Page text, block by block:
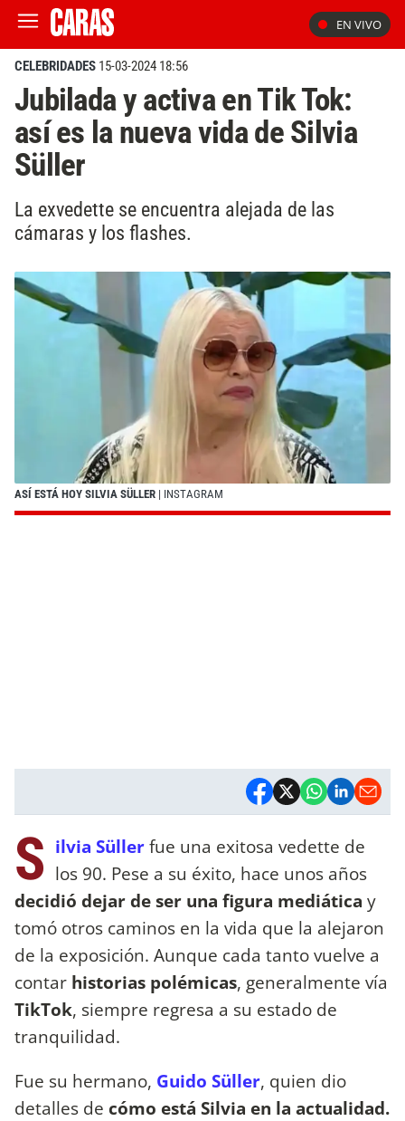
EN VIVO
CELEBRIDADES 15-03-2024 18:56
Jubilada y activa en Tik Tok:
así es la nueva vida de Silvia
Süller
La exvedette se encuentra alejada de las
cámaras y los flashes.
ASÍ ESTÁ HOY SILVIA SÜLLER | INSTAGRAM
S ilvia Süllerfue una exitosa vedette de
los 90. Pese a su éxito, hace unos años
decidió dejar de ser una figura mediática y
tomó otros caminos en la vida que la alejaron
de la exposición. Aunque cada tanto vuelve a
contar historias polémicas, generalmente vía
TikTok, siempre regresa a su estado de
tranquilidad.
Fue su hermano, Guido Süller, quien dio
detalles de cómo está Silvia en la actualidad.